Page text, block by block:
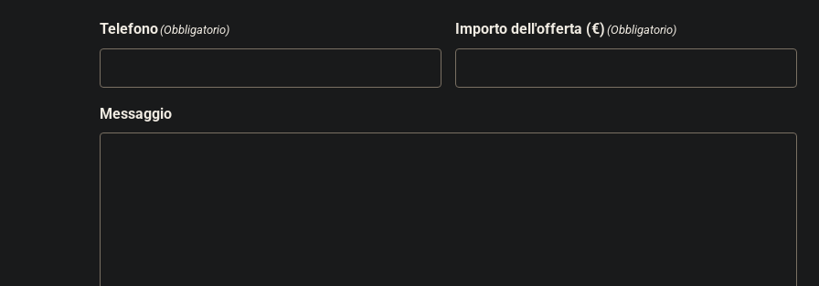
Telefono(Obbligatorio) Importo dell'offerta (€) (Obbligatorio)
Messaggio